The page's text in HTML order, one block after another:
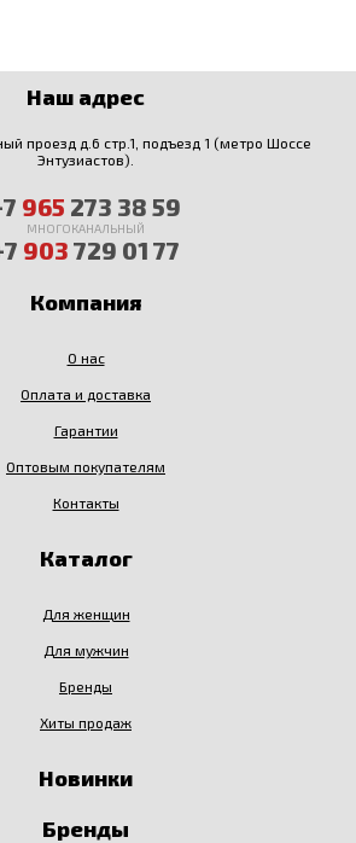
Наш адрес
проезд д.6 стр.1, подъезд 1 (метро Шоссе
Энтузиастов).
965 273 38 59
МНОГОКАНАЛЬНЫЙ
903 729 01 77
Компания
О нас
Оплата и доставка
Гарантии
Оптовым покупателям
Контакты
Каталог
Для женщин
Для мужчин
Бренды
Хиты продаж
Новинки
Бренды